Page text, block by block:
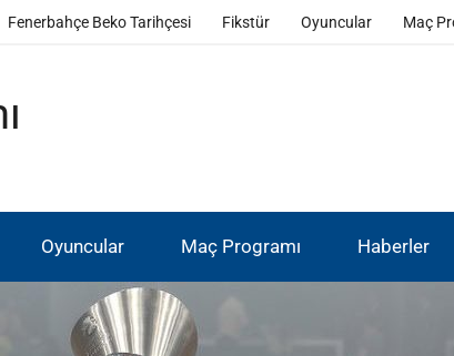
Fenerbahçe Beko Tarihçesi Fikstür Oyuncular Maç
Oyuncular Maç Programı Haberler